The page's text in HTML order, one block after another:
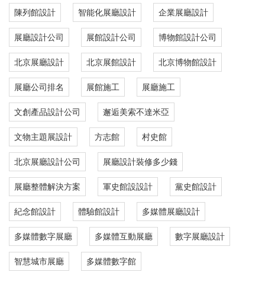
陳列館設計 智能化展廳設計 企業展廳設計
展廳設計公司 展館設計公司 博物館設計公司
北京展廳設計 北京展館設計 北京博物館設計
展廳公司排名 展館施工 展廳施工
文創產品設計公司 邂逅美索不達米亞
文物主題展設計 方志館 村史館
北京展廳設計公司 展廳設計裝修多少錢
展廳整體解決方案 軍史館設設計 黨史館設計
紀念館設計 體驗館設計 多媒體展廳設計
多媒體數字展廳 多媒體互動展廳 數字展廳設計
智慧城市展廳 多媒體數字館